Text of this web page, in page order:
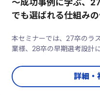
でも選ばれる仕組み
本セミナーでは、27卒のラ
業様、28卒の早期選考設計
と」「具体的に聞いてみた
さい。理系採用に特化した
明日から実践 ...
詳細・